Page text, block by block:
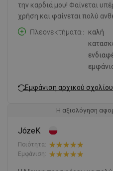
την καρδιά μου! Φαίνεται
χρήση και φαίνεται πολύ
Πλεονεκτήματα:
καλή
Εμφάνιση αρχικού σχολίου
Η αξιολόγηση
JózeK
Ποιότητα:
Εμφάνιση: